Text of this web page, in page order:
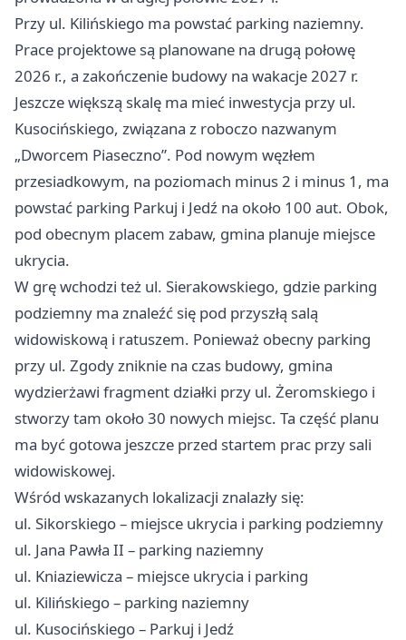
Przy ul. Kilińskiego ma powstać parking naziemny.
Prace projektowe są planowane na drugą połowę
2026 r., a zakończenie budowy na wakacje 2027 r.
Jeszcze większą skalę ma mieć inwestycja przy ul.
Kusocińskiego, związana z roboczo nazwanym
„Dworcem Piaseczno”. Pod nowym węzłem
przesiadkowym, na poziomach minus 2 i minus 1, ma
powstać parking Parkuj i Jedź na około 100 aut. Obok,
pod obecnym placem zabaw, gmina planuje miejsce
ukrycia.
W grę wchodzi też ul. Sierakowskiego, gdzie parking
podziemny ma znaleźć się pod przyszłą salą
widowiskową i ratuszem. Ponieważ obecny parking
przy ul. Zgody zniknie na czas budowy, gmina
wydzierżawi fragment działki przy ul. Żeromskiego i
stworzy tam około 30 nowych miejsc. Ta część planu
ma być gotowa jeszcze przed startem prac przy sali
widowiskowej.
Wśród wskazanych lokalizacji znalazły się:
ul. Sikorskiego – miejsce ukrycia i parking podziemny
ul. Jana Pawła II – parking naziemny
ul. Kniaziewicza – miejsce ukrycia i parking
ul. Kilińskiego – parking naziemny
ul. Kusocińskiego – Parkuj i Jedź